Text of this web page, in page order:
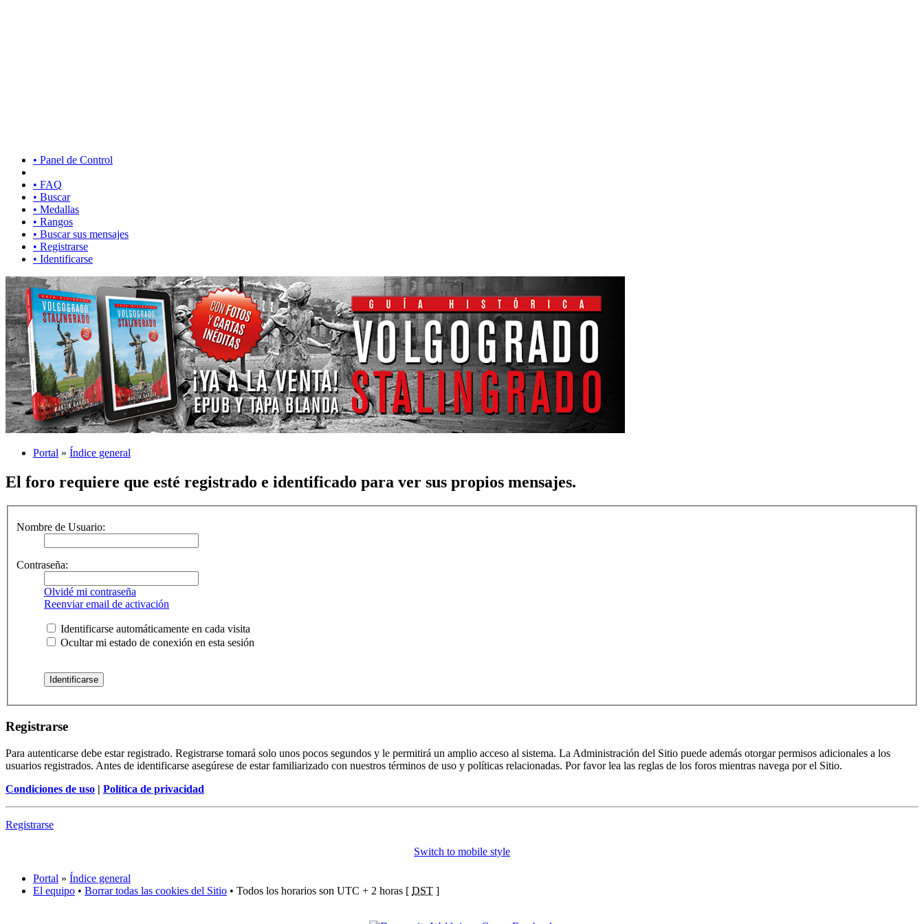
• Panel de Control
• FAQ
• Buscar
• Medallas
• Rangos
• Buscar sus mensajes
• Registrarse
• Identificarse
Portal » Índice general
El foro requiere que esté registrado e identificado para ver sus propios mensajes.
Nombre de Usuario:
Contraseña:
Olvidé mi contraseña
Reenviar email de activación
Identificarse automáticamente en cada visita
Ocultar mi estado de conexión en esta sesión
Registrarse
Para autenticarse debe estar registrado. Registrarse tomará solo unos pocos segundos y le permitirá un amplio acceso al sistema. La Administración del Sitio puede además otorgar permisos adicionales a los
usuarios registrados. Antes de identificarse asegúrese de estar familiarizado con nuestros términos de uso y políticas relacionadas. Por favor lea las reglas de los foros mientras navega por el Sitio.
Condiciones de uso | Política de privacidad
Registrarse
Switch to mobile style
Portal » Índice general
El equipo • Borrar todas las cookies del Sitio • Todos los horarios son UTC + 2 horas [ DST ]